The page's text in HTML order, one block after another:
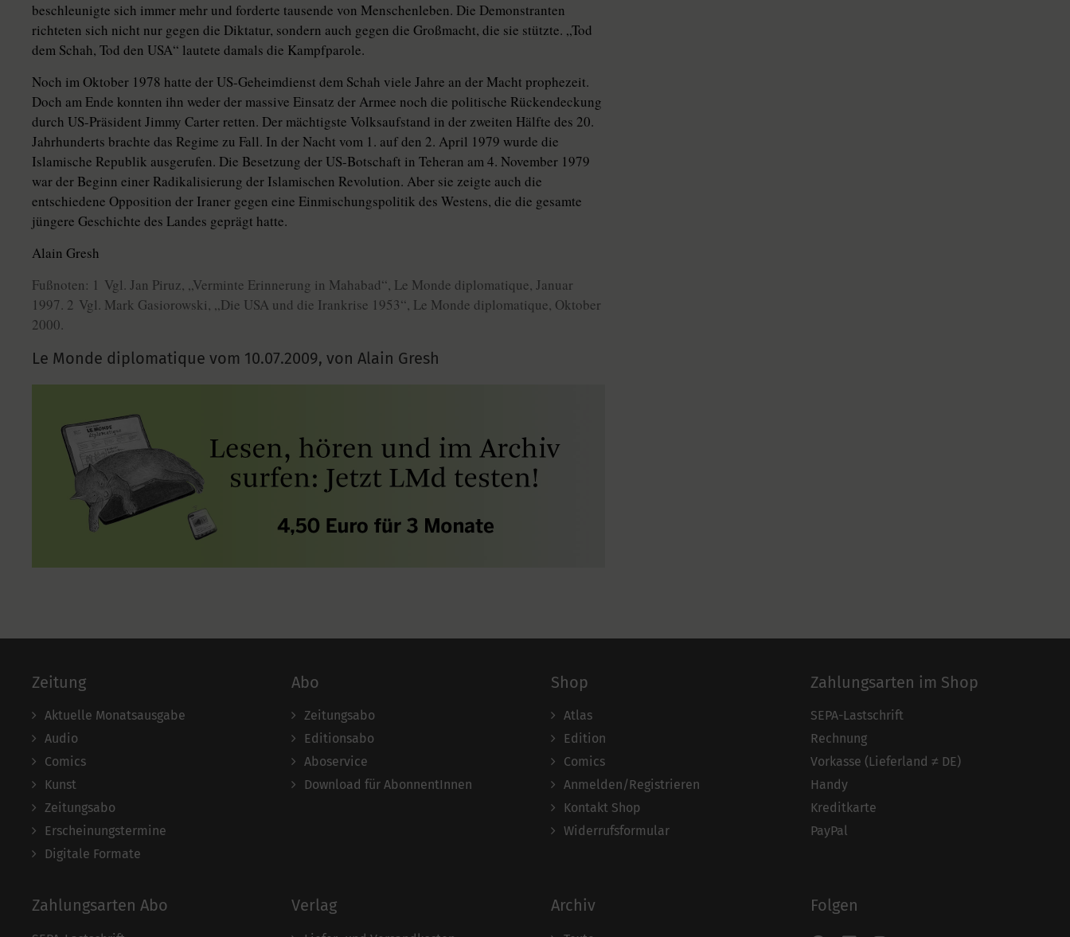
beschleunigte sich immer mehr und forderte tausende von Menschenleben. Die Demonstranten
richteten sich nicht nur gegen die Diktatur, sondern auch gegen die Großmacht, die sie stützte. „Tod
dem Schah, Tod den USA“ lautete damals die Kampfparole.
Noch im Oktober 1978 hatte der US-Geheimdienst dem Schah viele Jahre an der Macht prophezeit.
Doch am Ende konnten ihn weder der massive Einsatz der Armee noch die politische Rückendeckung
durch US-Präsident Jimmy Carter retten. Der mächtigste Volksaufstand in der zweiten Hälfte des 20.
Jahrhunderts brachte das Regime zu Fall. In der Nacht vom 1. auf den 2. April 1979 wurde die
Islamische Republik ausgerufen. Die Besetzung der US-Botschaft in Teheran am 4. November 1979
war der Beginn einer Radikalisierung der Islamischen Revolution. Aber sie zeigte auch die
entschiedene Opposition der Iraner gegen eine Einmischungspolitik des Westens, die die gesamte
jüngere Geschichte des Landes geprägt hatte.
Alain Gresh
Fußnoten: 1 Vgl. Jan Piruz, „Verminte Erinnerung in Mahabad“, Le Monde diplomatique, Januar
1997. 2 Vgl. Mark Gasiorowski, „Die USA und die Irankrise 1953“, Le Monde diplomatique, Oktober
2000.
Le Monde diplomatique vom 10.07.2009, von Alain Gresh
Zeitung
Aktuelle Monatsausgabe
Audio
Comics
Kunst
Zeitungsabo
Erscheinungstermine
Digitale Formate
Abo
Zeitungsabo
Editionsabo
Aboservice
Download für AbonnentInnen
Shop
Atlas
Edition
Comics
Anmelden/Registrieren
Kontakt Shop
Widerrufsformular
Zahlungsarten im Shop
SEPA-Lastschrift
Rechnung
Vorkasse (Lieferland ≠ DE)
Handy
Kreditkarte
PayPal
Zahlungsarten Abo Verlag Archiv Folgen